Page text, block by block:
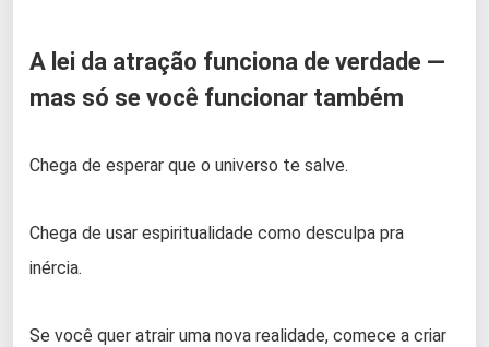
A lei da atração funciona de verdade —
mas só se você funcionar também
Chega de esperar que o universo te salve.
Chega de usar espiritualidade como desculpa pra
inércia.
Se você quer atrair uma nova realidade, comece a criar